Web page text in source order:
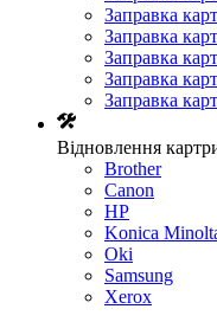
Заправка
Заправка
Заправка
Заправка
Заправка
Відновлення
Brother
Canon
HP
Konica
Oki
Samsung
Xerox